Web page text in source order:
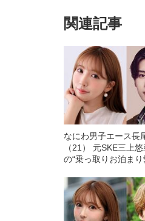
関連記事
なにわ男子エース長
（21） 元SKE三上
の“乗っ取りお泊まり
後こっそりと…」